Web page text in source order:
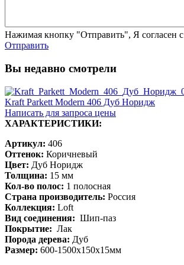
Нажимая кнопку "Отправить", Я согласен с
Отправить
Вы недавно смотрели
Kraft Parkett Modern 406 Дуб Норидж
Написать для запроса цены
ХАРАКТЕРИСТИКИ:
Артикул: 406
Оттенок: Коричневый
Цвет: Дуб Норидж
Толщина: 15 мм
Кол-во полос: 1 полосная
Страна производитель: Россия
Коллекция: Loft
Вид соединения: Шип-паз
Покрытие: Лак
Порода дерева: Дуб
Размер: 600-1500х150х15мм